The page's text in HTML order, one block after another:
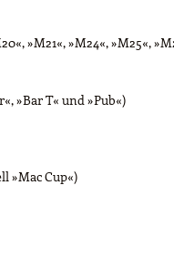
»M21«, »M24«, »M25«,
»Bar T« und »Pub«)
»Mac Cup«)